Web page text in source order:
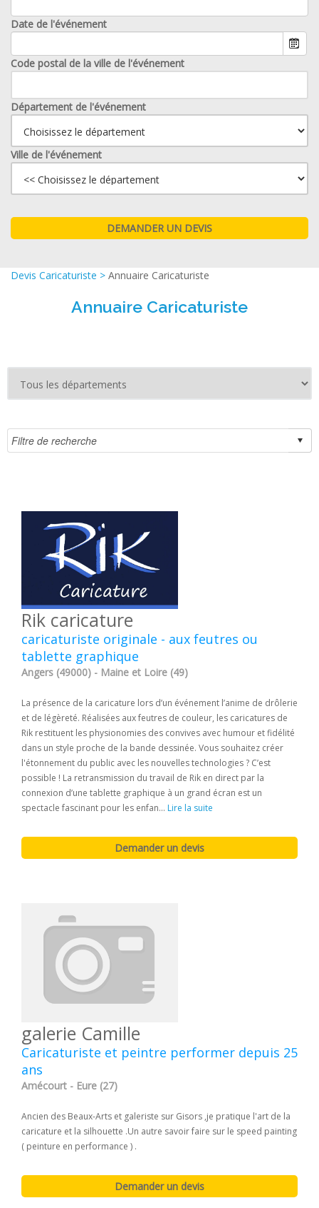
Date de l'événement
Code postal de la ville de l'événement
Département de l'événement
Ville de l'événement
Devis Caricaturiste > Annuaire Caricaturiste
Annuaire Caricaturiste
Rik caricature
caricaturiste originale - aux feutres ou
tablette graphique
Angers (49000) - Maine et Loire (49)
La présence de la caricature lors d’un événement l’anime de drôlerie
et de légèreté. Réalisées aux feutres de couleur, les caricatures de
Rik restituent les physionomies des convives avec humour et fidélité
dans un style proche de la bande dessinée. Vous souhaitez créer
l'étonnement du public avec les nouvelles technologies ? C’est
possible ! La retransmission du travail de Rik en direct par la
connexion d’une tablette graphique à un grand écran est un
spectacle fascinant pour les enfan... Lire la suite
galerie Camille
Caricaturiste et peintre performer depuis 25
ans
Amécourt - Eure (27)
Ancien des Beaux-Arts et galeriste sur Gisors ,je pratique l'art de la
caricature et la silhouette .Un autre savoir faire sur le speed painting
( peinture en performance ) .